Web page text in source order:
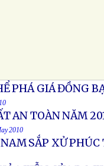
PHÁ GIÁ ĐỒNG
AN TOÀN NĂM
2010
SẮP XỬ